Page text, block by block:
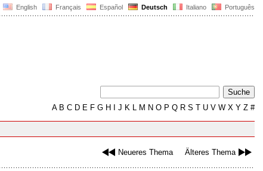
English Français Español Deutsch Italiano Português
AB C D E F G H J K L M N O P Q R S T U V W X Y Z #
Neueres Thema Älteres Thema